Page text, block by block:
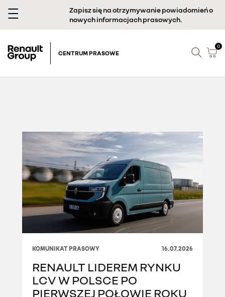
Zapisz się na otrzymywanie powiadomień o
nowych informacjach prasowych.
CENTRUM PRASOWE
0
KOMUNIKAT PRASOWY 16.07.2026
RENAULT LIDEREM RYNKU
LCV W POLSCE PO
PIERWSZEJ POŁOWIE ROKU